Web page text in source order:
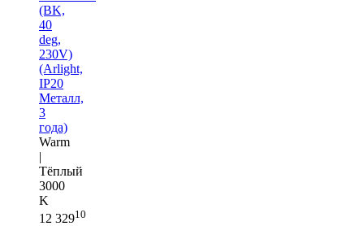
(BK,
40
deg,
230V)
(Arlight,
IP20
Металл,
3
года)
Warm
|
Тёплый
3000
K
12 32910